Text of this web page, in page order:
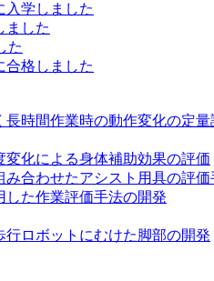
入学しました
ました
た
合格しました
時間作業時の動作変化の定量
化による身体補助効果の評価
合わせたアシスト用具の評価
た作業評価手法の開発
ロボットにむけた脚部の開発